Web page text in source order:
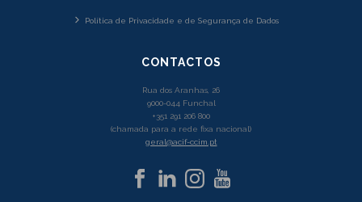
Política de Privacidade e de Segurança de Dados
CONTACTOS
Rua dos Aranhas, 26
9000-044 Funchal
+351 291 206 800
(chamada para a rede fixa nacional)
geral@acif-ccim.pt